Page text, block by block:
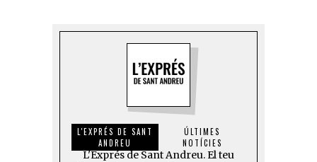
L'EXPRÉS DE SANT
ANDREU
ÚLTIMES
NOTÍCIES
L'Exprés de Sant Andreu. El teu